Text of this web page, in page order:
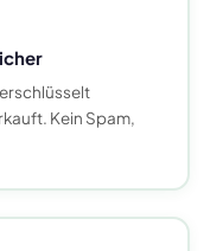
Kein Spam,